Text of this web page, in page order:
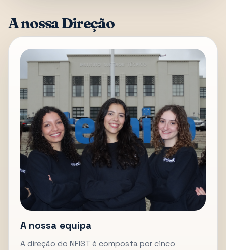
A nossa Direção
A nossa equipa
A direção do NFIST é composta por cinco